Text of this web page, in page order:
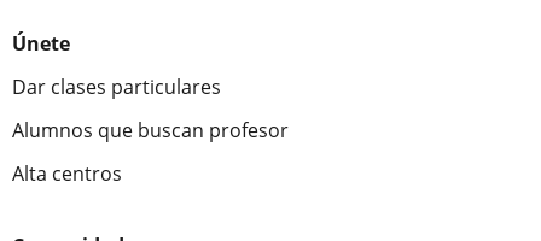
Únete
Dar clases particulares
Alumnos que buscan profesor
Alta centros